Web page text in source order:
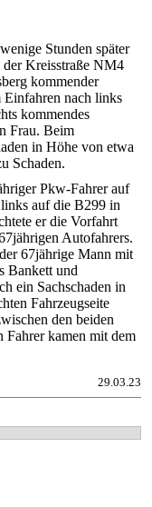
Stunden später
Kreisstraße NM4
kommender
Einfahren nach links
kommendes
Frau. Beim
in Höhe von etwa
Schaden.
Pkw-Fahrer auf
auf die B299 in
er die Vorfahrt
Autofahrers.
67jährige Mann mit
Bankett und
ein Sachschaden in
Fahrzeugseite
den beiden
Fahrer kamen mit dem
29.03.23